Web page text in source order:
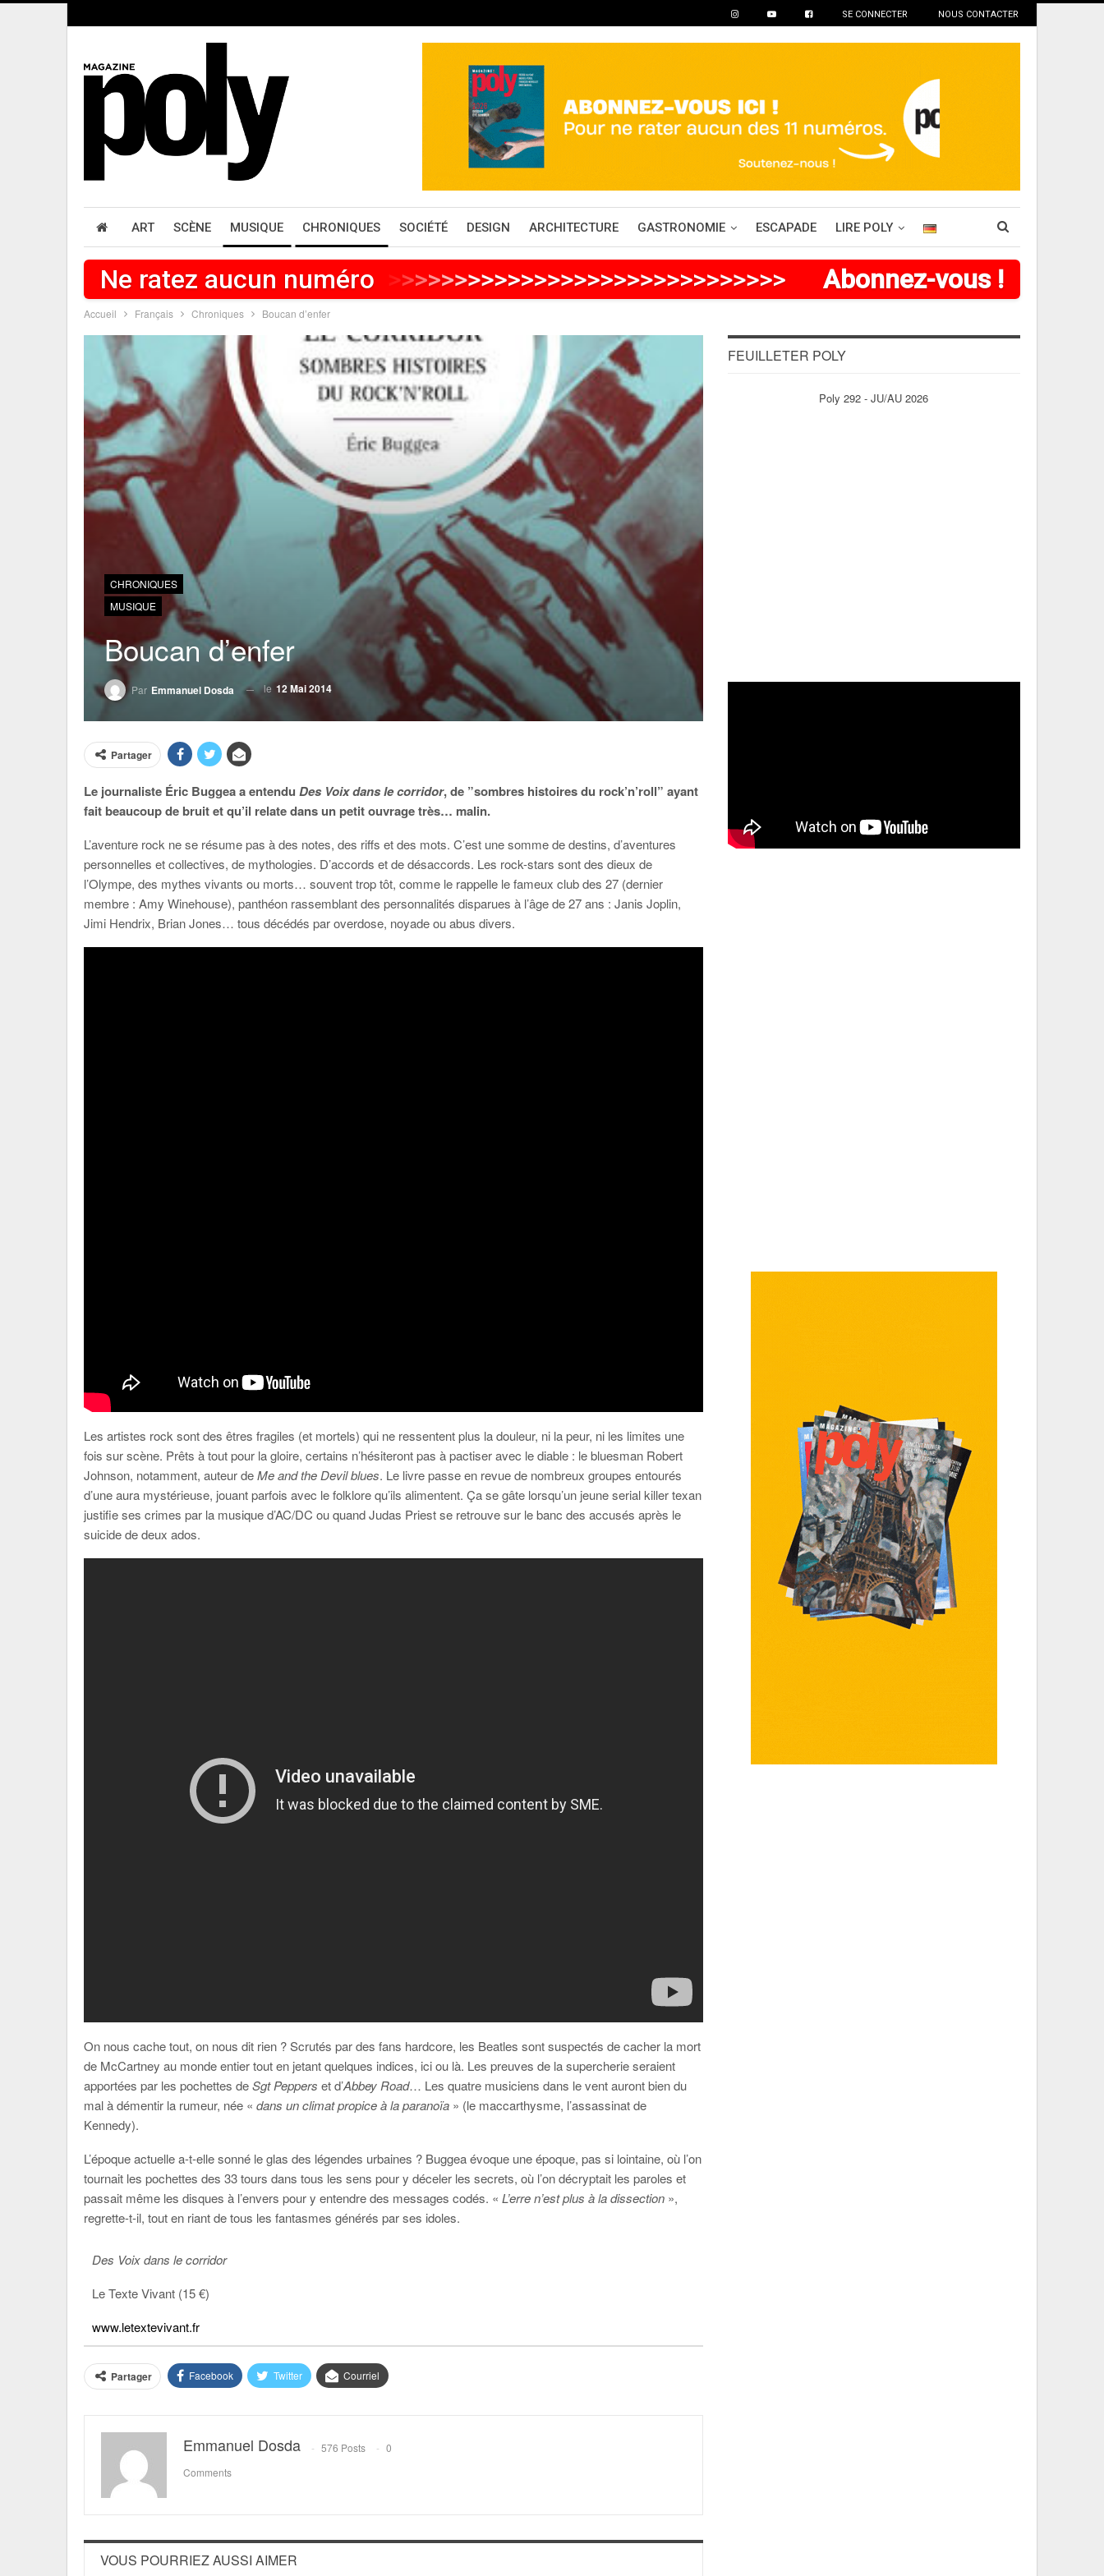
SE CONNECTER NOUS CONTACTER
ART SCÈNE MUSIQUE CHRONIQUES SOCIÉTÉ DESIGN ARCHITECTURE GASTRONOMIE ESCAPADE LIRE POLY
Ne ratez aucun numéro
> >>>>>>>> >>>>>>>>>>>>>>>>>>>>> Abonnez-vous !
Accueil Français Chroniques Boucan d’enfer
CHRONIQUES
MUSIQUE
Boucan d’enfer
Par Emmanuel Dosda le 12 Mai 2014
Partager
Le journaliste Éric Buggea a entendu Des Voix dans le corridor, de ”sombres histoires du rock’n’roll” ayant
fait beaucoup de bruit et qu’il relate dans un petit ouvrage très… malin.
L’aventure rock ne se résume pas à des notes, des riffs et des mots. C’est une somme de destins, d’aventures
personnelles et collectives, de mythologies. D’accords et de désaccords. Les rock-stars sont des dieux de
l’Olympe, des mythes vivants ou morts… souvent trop tôt, comme le rappelle le fameux club des 27 (dernier
membre : Amy Winehouse), panthéon rassemblant des personnalités disparues à l’âge de 27 ans : Janis Joplin,
Jimi Hendrix, Brian Jones… tous décédés par overdose, noyade ou abus divers.
Les artistes rock sont des êtres fragiles (et mortels) qui ne ressentent plus la douleur, ni la peur, ni les limites une
fois sur scène. Prêts à tout pour la gloire, certains n’hésiteront pas à pactiser avec le diable : le bluesman Robert
Johnson, notamment, auteur deMe and the Devil blues. Le livre passe en revue de nombreux groupes entourés
d’une aura mystérieuse, jouant parfois avec le folklore qu’ils alimentent. Ça se gâte lorsqu’un jeune serial killer texan
justifie ses crimes par la musique d’AC/DC ou quand Judas Priest se retrouve sur le banc des accusés après le
suicide de deux ados.
On nous cache tout, on nous dit rien ? Scrutés par des fans hardcore, les Beatles sont suspectés de cacher la mort
de McCartney au monde entier tout en jetant quelques indices, ici ou là. Les preuves de la supercherie seraient
apportées par les pochettes deSgt Peppers et d’Abbey Road… Les quatre musiciens dans le vent auront bien du
mal à démentir la rumeur, née « dans un climat propice à la paranoïa » (le maccarthysme, l’assassinat de
Kennedy).
L’époque actuelle a-t-elle sonné le glas des légendes urbaines ? Buggea évoque une époque, pas si lointaine, où l’on
tournait les pochettes des 33 tours dans tous les sens pour y déceler les secrets, où l’on décryptait les paroles et
passait même les disques à l’envers pour y entendre des messages codés. « L’erre n’est plus à la dissection »,
regrette-t-il, tout en riant de tous les fantasmes générés par ses idoles.
Des Voix dans le corridor
Le Texte Vivant (15 €)
www.letextevivant.fr
Partager Facebook Twitter Courriel
Emmanuel Dosda 576 Posts
0
Comments
VOUS POURRIEZ AUSSI AIMER
FEUILLETER POLY
Poly 292 - JU/AU 2026